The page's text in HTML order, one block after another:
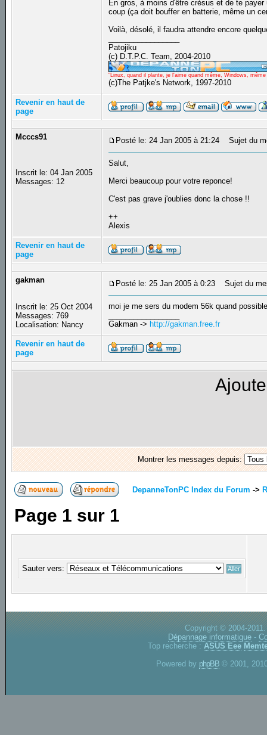
En gros, à moins d'être crésus et de te
coup (ça doit bouffer en batterie, même un
Voilà, désolé, il faudra attendre encore
Patojiku
(c) D.T.P.C. Team, 2004-2010
"Linux, quand il plante, je l'aime quand même, Windows,
(c)The Patjke's Network, 1997-2010
Revenir en haut de
page
Mcccs91
Inscrit le: 04 Jan 2005
Messages: 12
Posté le: 24 Jan 2005 à 21:24 Sujet du
Salut,
Merci beaucoup pour votre reponce!
C'est pas grave j'oublies donc la chose !!
++
Alexis
Revenir en haut de
page
gakman
Inscrit le: 25 Oct 2004
Messages: 769
Localisation: Nancy
Posté le: 25 Jan 2005 à 0:23 Sujet du
moi je me sers du modem 56k quand
Gakman -> http://gakman.free.fr
Revenir en haut de
page
Montrer les messages depuis:
DepanneTonPC Index du Forum ->
Page 1 sur 1
Sauter vers:
Copyright © 2004-
Dépannage informatique -
Top recherche : ASUS Eee
Powered by phpBB © 2001,